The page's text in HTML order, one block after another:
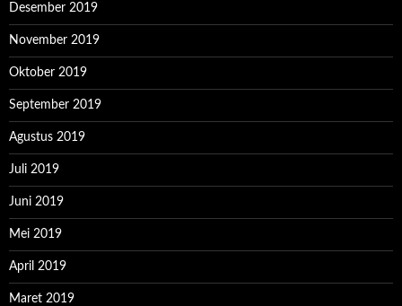
Desember 2019
November 2019
Oktober 2019
September 2019
Agustus 2019
Juli 2019
Juni 2019
Mei 2019
April 2019
Maret 2019